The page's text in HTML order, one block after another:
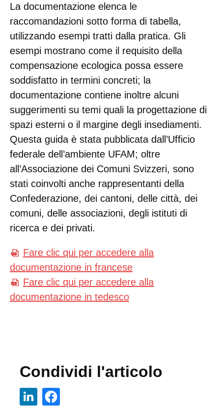
La documentazione elenca le
raccomandazioni sotto forma di tabella,
utilizzando esempi tratti dalla pratica. Gli
esempi mostrano come il requisito della
compensazione ecologica possa essere
soddisfatto in termini concreti; la
documentazione contiene inoltre alcuni
suggerimenti su temi quali la progettazione di
spazi esterni o il margine degli insediamenti.
Questa guida è stata pubblicata dall’Ufficio
federale dell’ambiente UFAM; oltre
all’Associazione dei Comuni Svizzeri, sono
stati coinvolti anche rappresentanti della
Confederazione, dei cantoni, delle città, dei
comuni, delle associazioni, degli istituti di
ricerca e dei privati.
Fare clic qui per accedere alla
documentazione in francese
Fare clic qui per accedere alla
documentazione in tedesco
Condividi l'articolo